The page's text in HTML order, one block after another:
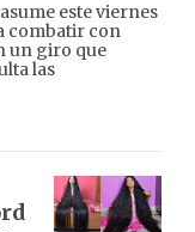
este viernes
combatir con
un giro que
las